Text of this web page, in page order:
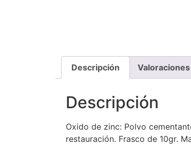
Descripción
Descripción
Oxido de zinc: Polvo
restauración. Frasco de 10gr.